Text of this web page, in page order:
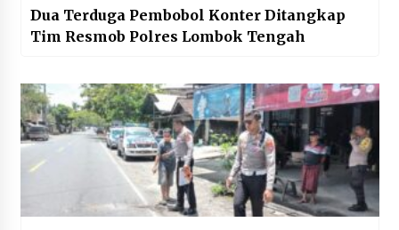
Dua Terduga Pembobol Konter Ditangkap
Tim Resmob Polres Lombok Tengah